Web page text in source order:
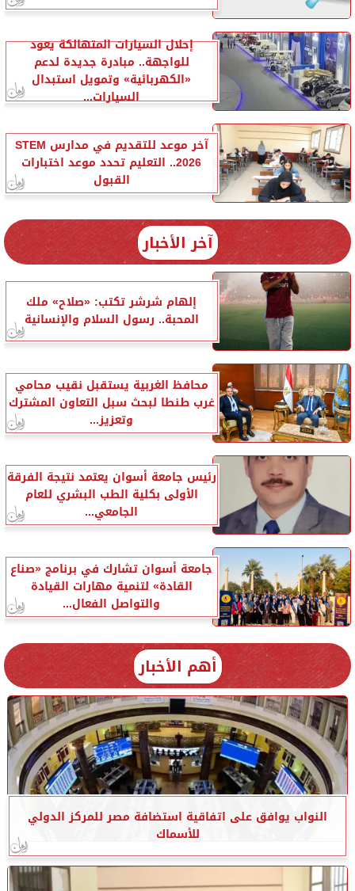
إحلال السيارات المتهالكة يعود
للواجهة.. مبادرة جديدة لدعم
«الكهربائية» وتمويل استبدال
السيارات...
آخر موعد للتقديم في مدارس STEM
2026.. التعليم تحدد موعد اختبارات
القبول
آخر الأخبار
إلهام شرشر تكتب: «صلاح» ملك
المحبة.. رسول السلام والإنسانية
محافظ الغربية يستقبل نقيب محامي
غرب طنطا لبحث سبل التعاون المشترك
وتعزيز...
رئيس جامعة أسوان يعتمد نتيجة الفرقة
الأولى بكلية الطب البشري للعام
الجامعي...
جامعة أسوان تشارك في برنامج «صناع
القادة» لتنمية مهارات القيادة
والتواصل الفعال...
أهم الأخبار
النواب يوافق على اتفاقية استضافة مصر للمركز الدولي
للأسماك